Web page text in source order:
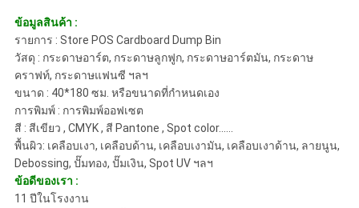
ข้อมูลสินค้า :
รายการ : Store POS Cardboard Dump Bin
วัสดุ : กระดาษอาร์ต, กระดาษลูกฟูก, กระดาษอาร์ตมัน, กระดาษ
คราฟท์, กระดาษแฟนซี ฯลฯ
ขนาด : 40*180 ซม. หรือขนาดที่กำหนดเอง
การพิมพ์ : การพิมพ์ออฟเซต
สี : สีเขียว , CMYK , สี Pantone , Spot color......
พื้นผิว: เคลือบเงา, เคลือบด้าน, เคลือบเงามัน, เคลือบเงาด้าน, ลายนูน,
Debossing, ปั๊มทอง, ปั๊มเงิน, Spot UV ฯลฯ
ข้อดีของเรา :
11 ปีในโรงงาน